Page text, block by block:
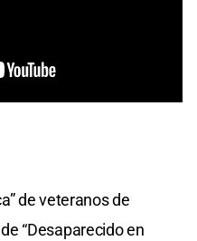
de veteranos de
“Desaparecido en